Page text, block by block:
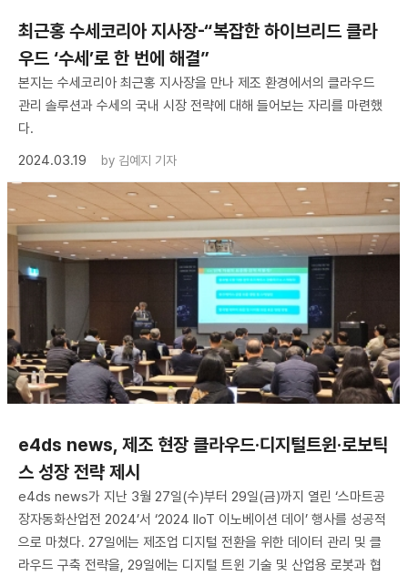
최근홍 수세코리아 지사장-“복잡한 하이브리드 클라
우드 ‘수세’로 한 번에 해결”
본지는 수세코리아 최근홍 지사장을 만나 제조 환경에서의 클라우드
관리 솔루션과 수세의 국내 시장 전략에 대해 들어보는 자리를 마련했
다.
2024.03.19
by 김예지 기자
e4ds news, 제조 현장 클라우드·디지털트윈·로보틱
스 성장 전략 제시
e4ds news가 지난 3월 27일(수)부터 29일(금)까지 열린 ‘스마트공
장자동화산업전 2024’서 ‘2024 IIoT 이노베이션 데이’ 행사를 성공적
으로 마쳤다. 27일에는 제조업 디지털 전환을 위한 데이터 관리 및 클
라우드 구축 전략을, 29일에는 디지털 트윈 기술 및 산업용 로봇과 협